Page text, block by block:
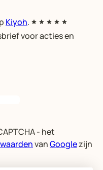
Kiyoh.
voor acties en
- het
vanGooglezijn